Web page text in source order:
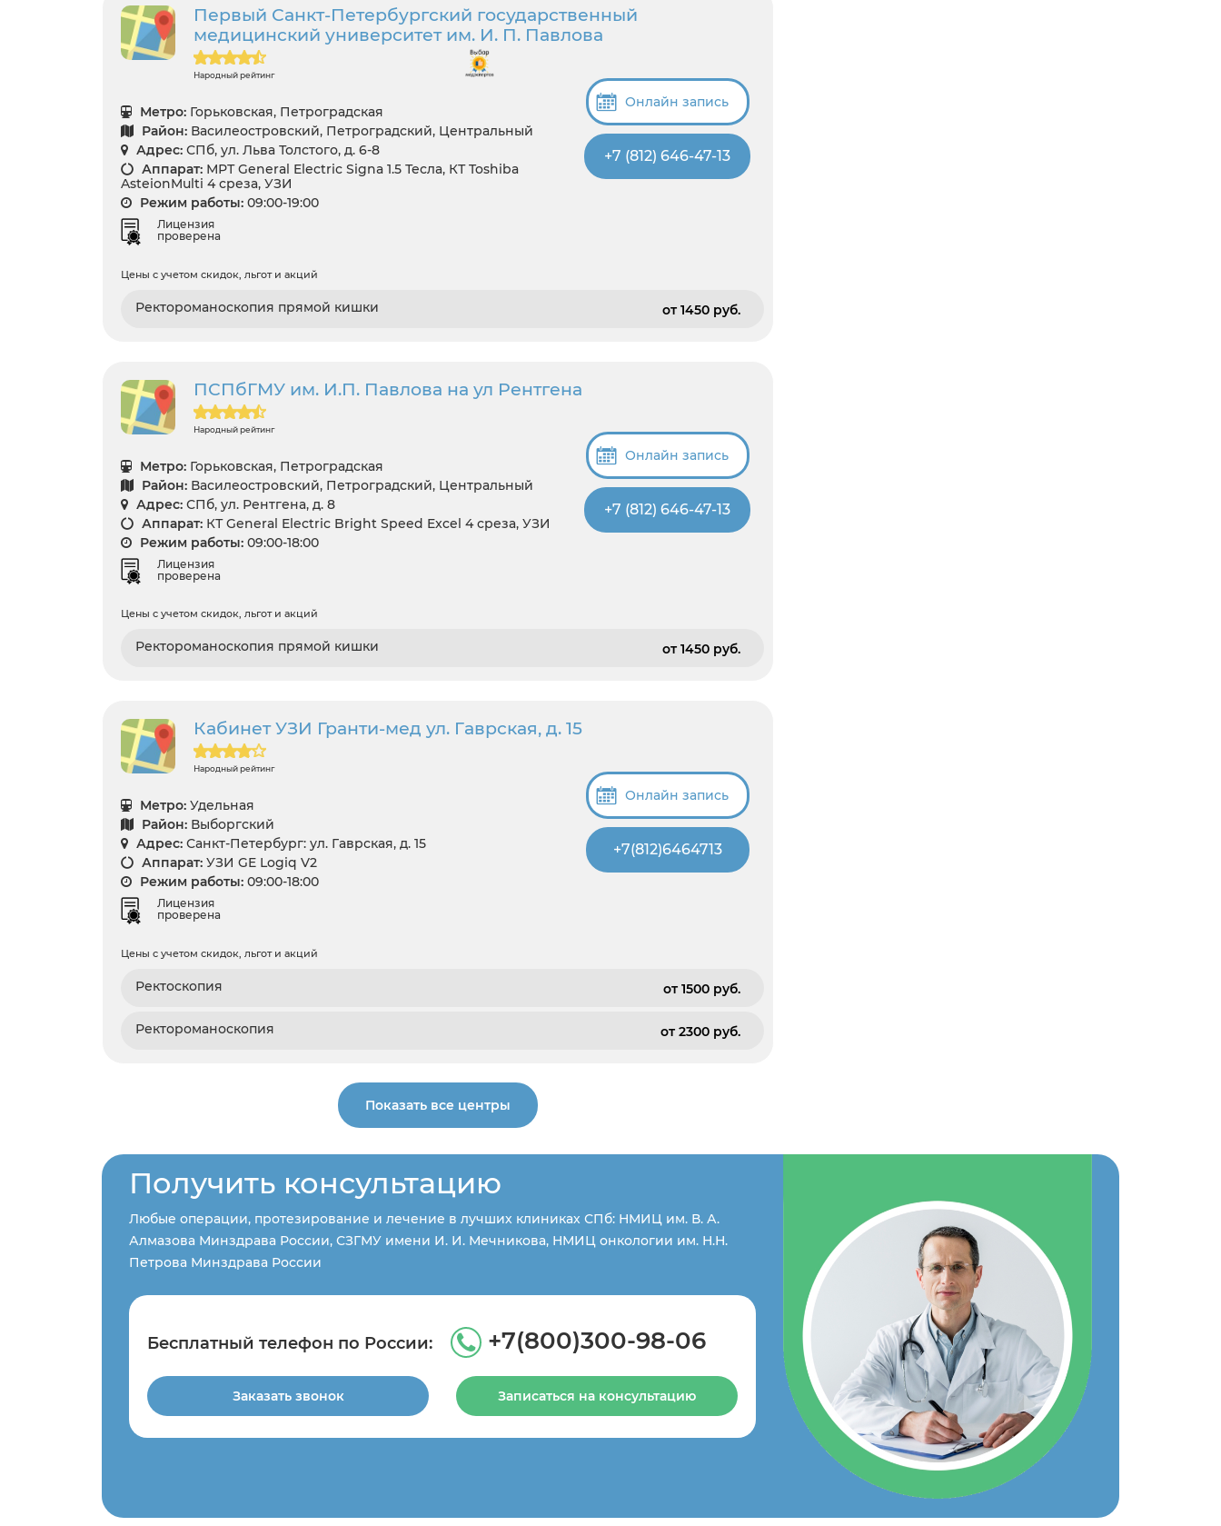
Первый Санкт-Петербургский государственный
медицинский университет им. И. П. Павлова
Народный рейтинг
Метро: Горьковская, Петроградская
Район: Василеостровский, Петроградский, Центральный
Адрес: СПб, ул. Льва Толстого, д. 6-8
Аппарат: МРТ General Electric Signa 1.5 Тесла, КТ Toshiba
AsteionMulti 4 среза, УЗИ
Режим работы: 09:00-19:00
Лицензия
проверена
Онлайн запись
+7 (812) 646-47-13
Цены с учетом скидок, льгот и акций
Ректороманоскопия прямой кишки от 1450 pуб.
ПСПбГМУ им. И.П. Павлова на ул Рентгена
Народный рейтинг
Метро: Горьковская, Петроградская
Район: Василеостровский, Петроградский, Центральный
Адрес: СПб, ул. Рентгена, д. 8
Аппарат: КТ General Electric Bright Speed Excel 4 среза, УЗИ
Режим работы: 09:00-18:00
Лицензия
проверена
Онлайн запись
+7 (812) 646-47-13
Цены с учетом скидок, льгот и акций
Ректороманоскопия прямой кишки от 1450 pуб.
Кабинет УЗИ Гранти-мед ул. Гаврская, д. 15
Народный рейтинг
Метро: Удельная
Район: Выборгский
Адрес: Санкт-Петербург: ул. Гаврская, д. 15
Аппарат: УЗИ GE Logiq V2
Режим работы: 09:00-18:00
Лицензия
проверена
Онлайн запись
+7(812)6464713
Цены с учетом скидок, льгот и акций
Ректоскопия от 1500 pуб.
Ректороманоскопия от 2300 pуб.
Показать все центры
Получить консультацию
Любые операции, протезирование и лечение в лучших клиниках СПб: НМИЦ им. В. А.
Алмазова Минздрава России, СЗГМУ имени И. И. Мечникова, НМИЦ онкологии им. Н.Н.
Петрова Минздрава России
Бесплатный телефон по России: +7(800)300-98-06
Заказать звонок Записаться на консультацию